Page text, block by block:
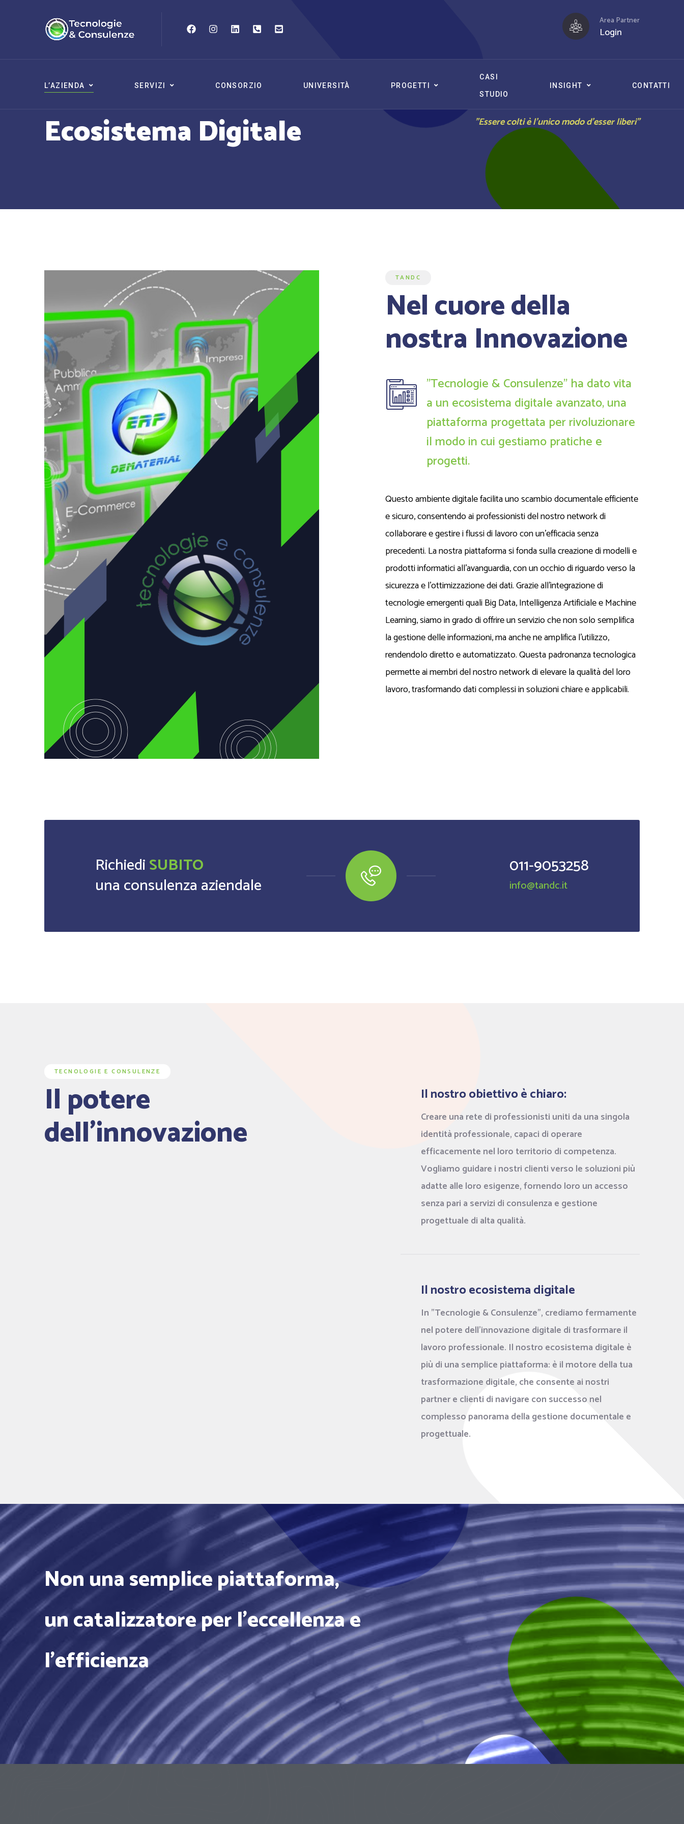
Area Partner
Login
L’AZIENDA SERVIZI CONSORZIO UNIVERSITÀ PROGETTI
CASI
STUDIO
INSIGHT CONTATTI
Ecosistema Digitale "Essere colti è l’unico modo d’esser liberi"
TANDC
Nel cuore della
nostra Innovazione
"Tecnologie & Consulenze" ha dato vita
a un ecosistema digitale avanzato, una
piattaforma progettata per rivoluzionare
il modo in cui gestiamo pratiche e
progetti.
Questo ambiente digitale facilita uno scambio documentale efficiente
e sicuro, consentendo ai professionisti del nostro network di
collaborare e gestire i flussi di lavoro con un'efficacia senza
precedenti. La nostra piattaforma si fonda sulla creazione di modelli e
prodotti informatici all'avanguardia, con un occhio di riguardo verso la
sicurezza e l'ottimizzazione dei dati. Grazie all'integrazione di
tecnologie emergenti quali Big Data, Intelligenza Artificiale e Machine
Learning, siamo in grado di offrire un servizio che non solo semplifica
la gestione delle informazioni, ma anche ne amplifica l'utilizzo,
rendendolo diretto e automatizzato. Questa padronanza tecnologica
permette ai membri del nostro network di elevare la qualità del loro
lavoro, trasformando dati complessi in soluzioni chiare e applicabili.
RichiediSUBITO
una consulenza aziendale
011-9053258
info@tandc.it
TECNOLOGIE E CONSULENZE
Il potere
dell’innovazione
Il nostro obiettivo è chiaro:
Creare una rete di professionisti uniti da una singola
identità professionale, capaci di operare
efficacemente nel loro territorio di competenza.
Vogliamo guidare i nostri clienti verso le soluzioni più
adatte alle loro esigenze, fornendo loro un accesso
senza pari a servizi di consulenza e gestione
progettuale di alta qualità.
Il nostro ecosistema digitale
In "Tecnologie & Consulenze", crediamo fermamente
nel potere dell'innovazione digitale di trasformare il
lavoro professionale. Il nostro ecosistema digitale è
più di una semplice piattaforma: è il motore della tua
trasformazione digitale, che consente ai nostri
partner e clienti di navigare con successo nel
complesso panorama della gestione documentale e
progettuale.
Non una semplice piattaforma,
un catalizzatore per l'eccellenza e
l'efficienza